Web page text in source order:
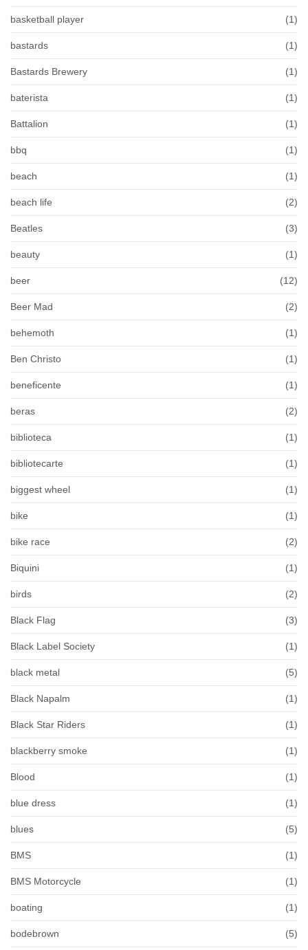
basketball player (1)
bastards (1)
Bastards Brewery (1)
baterista (1)
Battalion (1)
bbq (1)
beach (1)
beach life (2)
Beatles (3)
beauty (1)
beer (12)
Beer Mad (2)
behemoth (1)
Ben Christo (1)
beneficente (1)
beras (2)
biblioteca (1)
bibliotecarte (1)
biggest wheel (1)
bike (1)
bike race (2)
Biquini (1)
birds (2)
Black Flag (3)
Black Label Society (1)
black metal (5)
Black Napalm (1)
Black Star Riders (1)
blackberry smoke (1)
Blood (1)
blue dress (1)
blues (5)
BMS (1)
BMS Motorcycle (1)
boating (1)
bodebrown (5)